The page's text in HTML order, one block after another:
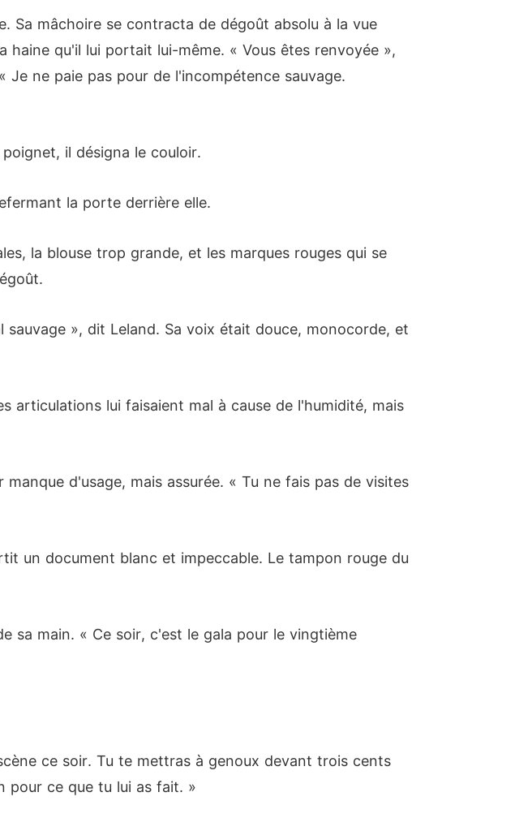
Sa mâchoire se contracta de dégoût absolu à la vue
haine qu'il lui portait lui-même. « Vous êtes renvoyée »,
Je ne paie pas pour de l'incompétence sauvage.
il désigna le couloir.
la porte derrière elle.
la blouse trop grande, et les marques rouges qui se
», dit Leland. Sa voix était douce, monocorde, et
articulations lui faisaient mal à cause de l'humidité, mais
d'usage, mais assurée. « Tu ne fais pas de visites
un document blanc et impeccable. Le tampon rouge du
sa main. « Ce soir, c'est le gala pour le vingtième
ce soir. Tu te mettras à genoux devant trois cents
pour ce que tu lui as fait. »